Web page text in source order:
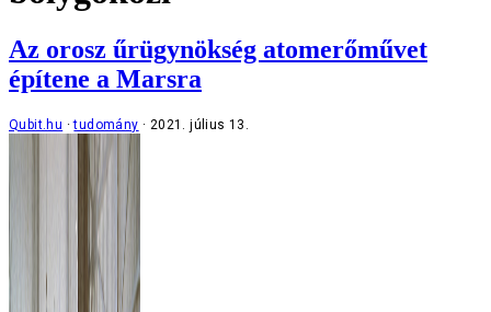
Az orosz űrügynökség atomerőművet
építene a Marsra
Qubit.hu tudomány 2021. július 13.